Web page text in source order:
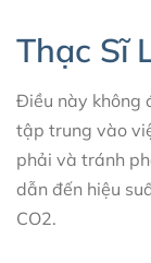
Thạc Sĩ
Điều này không
tập trung vào
phải và tránh
dẫn đến hiệu
CO2.